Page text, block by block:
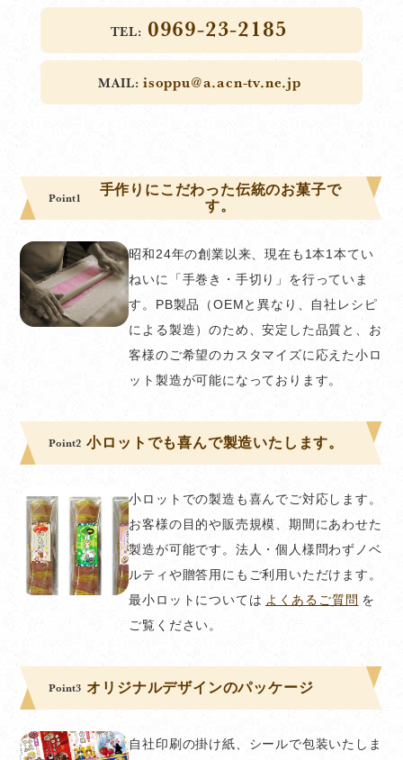
0969-23-2185
isoppu@a.acn-tv.ne.jp
Point1
手作りにこだわった伝統のお菓子で
す。
昭和24年の創業以来、現在も1本1本てい
ねいに「手巻き・手切り」を行っていま
す。PB製品（OEMと異なり、自社レシピ
による製造）のため、安定した品質と、お
客様のご希望のカスタマイズに応えた小ロ
ット製造が可能になっております。
Point2 小ロットでも喜んで製造いたします。
小ロットでの製造も喜んでご対応します。
お客様の目的や販売規模、期間にあわせた
製造が可能です。法人・個人様問わずノベ
ルティや贈答用にもご利用いただけます。
最小ロットについては よくあるご質問 を
ご覧ください。
Point3 オリジナルデザインのパッケージ
自社印刷の掛け紙、シールで包装いたしま